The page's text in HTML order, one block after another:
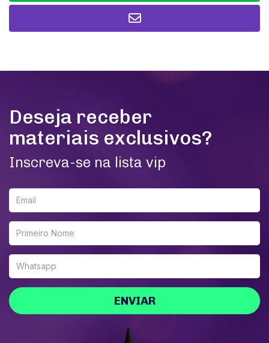
Deseja receber
materiais exclusivos?
Inscreva-se na lista vip
ENVIAR